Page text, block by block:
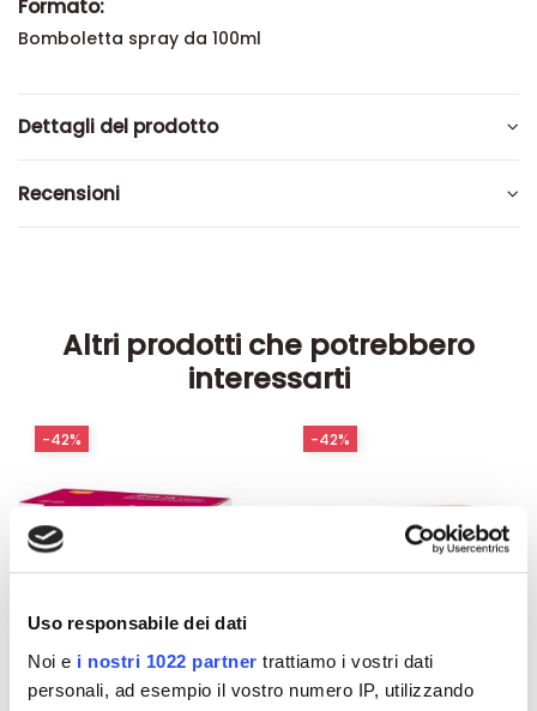
Uso responsabile dei dati
Noi e i nostri 1022 partner trattiamo i vostri dati
personali, ad esempio il vostro numero IP, utilizzando
Formato:
Bomboletta spray da 100ml
Dettagli del prodotto
Recensioni
Altri prodotti che potrebbero
interessarti
-42% -42%